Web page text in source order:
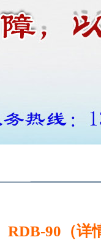
RDB-90（详